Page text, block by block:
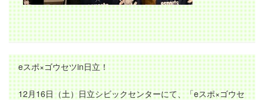
eスポ×ゴウセツin日立！
12月16日（土）日立シビックセンターにて、「eスポ×ゴウセ